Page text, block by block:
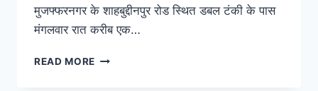
मुजफ्फरनगर के शाहबुद्दीनपुर रोड स्थित डबल टंकी के पास
मंगलवार रात करीब एक…
READ MORE